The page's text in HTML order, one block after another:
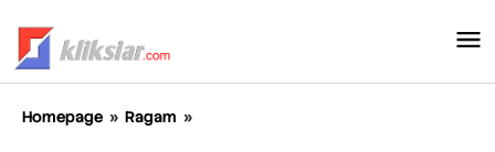
konten
Homepage » Ragam »